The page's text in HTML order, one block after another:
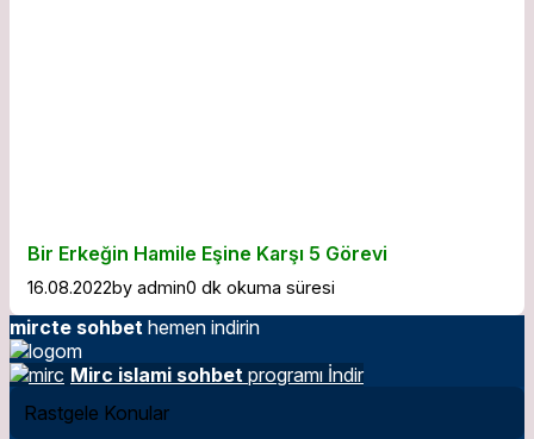
Bir Erkeğin Hamile Eşine Karşı 5 Görevi
16.08.2022by admin0 dk okuma süresi
mircte sohbet hemen indirin
Mirc islami sohbet programı İndir
Rastgele Konular